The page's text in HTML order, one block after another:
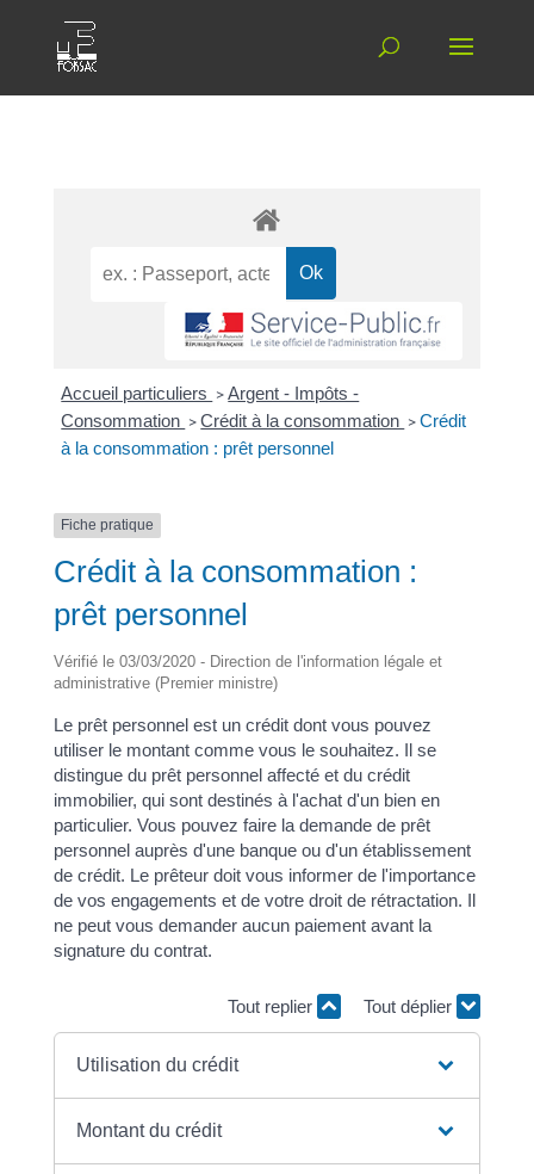
Accueil particuliers >Argent - Impôts -
Consommation >Crédit à la consommation >Crédit
à la consommation : prêt personnel
Fiche pratique
Crédit à la consommation :
prêt personnel
Vérifié le 03/03/2020 - Direction de l'information légale et
administrative (Premier ministre)
Le prêt personnel est un crédit dont vous pouvez
utiliser le montant comme vous le souhaitez. Il se
distingue du prêt personnel affecté et du crédit
immobilier, qui sont destinés à l'achat d'un bien en
particulier. Vous pouvez faire la demande de prêt
personnel auprès d'une banque ou d'un établissement
de crédit. Le prêteur doit vous informer de l'importance
de vos engagements et de votre droit de rétractation. Il
ne peut vous demander aucun paiement avant la
signature du contrat.
Tout replier Tout déplier
Utilisation du crédit
Montant du crédit